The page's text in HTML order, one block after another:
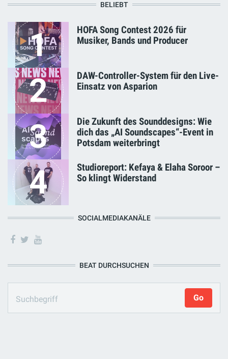
BELIEBT
1
HOFA Song Contest 2026 für
Musiker, Bands und Producer
2
DAW-Controller-System für den Live-
Einsatz von Asparion
3
Die Zukunft des Sounddesigns: Wie
dich das „AI Soundscapes“-Event in
Potsdam weiterbringt
4
Studioreport: Kefaya & Elaha Soroor –
So klingt Widerstand
SOCIALMEDIAKANÄLE
BEAT DURCHSUCHEN